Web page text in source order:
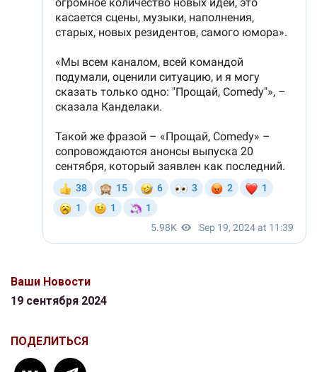
Ваши Новости
19 сентября 2024
ПОДЕЛИТЬСЯ